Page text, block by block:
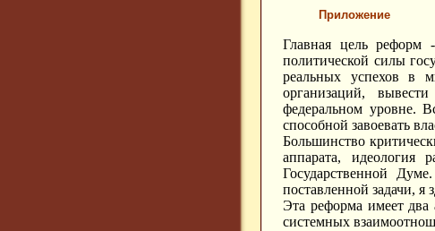
Приложение
Главная цель реформ
политической силы
реальных успехов в
организаций,
федеральном уровне.
способной завоевать
Большинство
аппарата, идеология
Государственной
поставленной задачи,
Эта реформа имеет два
системных